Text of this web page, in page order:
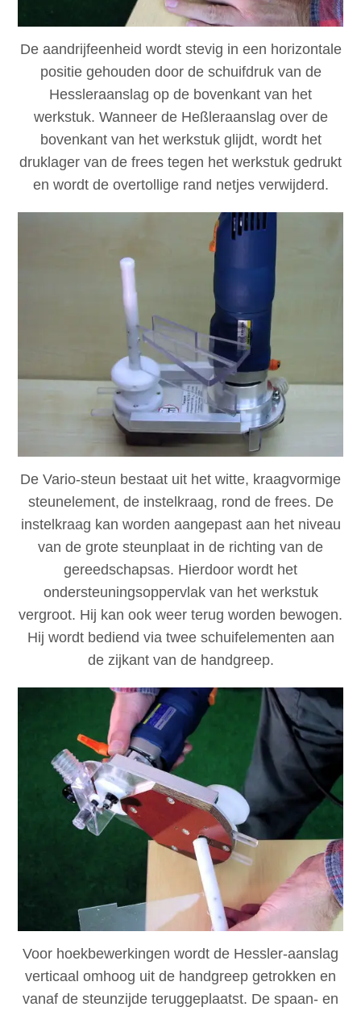
De aandrijfeenheid wordt stevig in een horizontale
positie gehouden door de schuifdruk van de
Hessleraanslag op de bovenkant van het
werkstuk. Wanneer de Heßleraanslag over de
bovenkant van het werkstuk glijdt, wordt het
druklager van de frees tegen het werkstuk gedrukt
en wordt de overtollige rand netjes verwijderd.
De Vario-steun bestaat uit het witte, kraagvormige
steunelement, de instelkraag, rond de frees. De
instelkraag kan worden aangepast aan het niveau
van de grote steunplaat in de richting van de
gereedschapsas. Hierdoor wordt het
ondersteuningsoppervlak van het werkstuk
vergroot. Hij kan ook weer terug worden bewogen.
Hij wordt bediend via twee schuifelementen aan
de zijkant van de handgreep.
Voor hoekbewerkingen wordt de Hessler-aanslag
verticaal omhoog uit de handgreep getrokken en
vanaf de steunzijde teruggeplaatst. De spaan- en